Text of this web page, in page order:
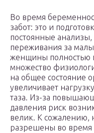
Во время
забот: это и
постоянные
переживания за
женщины полностью
множество
на общее состояние
увеличивает
таза. Из-за
давления риск
велик. К сожалению,
разрешены во время